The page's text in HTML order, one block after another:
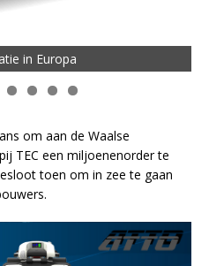
in Europa
om aan de Waalse
TEC een miljoenenorder te
toen om in zee te gaan